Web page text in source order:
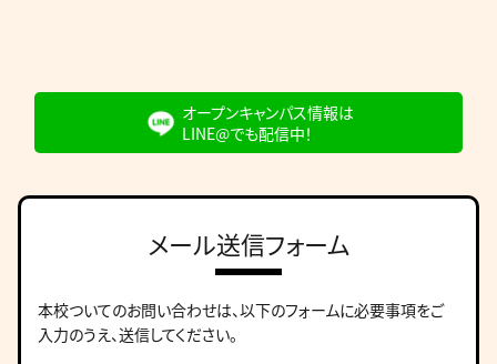
オープンキャンパス情報は
LINE@でも配信中！
メール送信フォーム
本校ついてのお問い合わせは、以下のフォームに必要事項をご
入力のうえ、送信してください。